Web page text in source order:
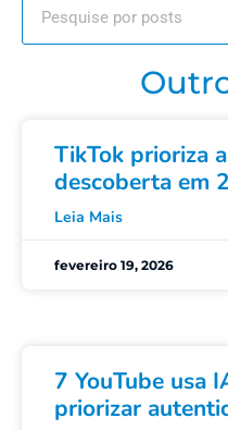
TikTok prioriza
descoberta em
Leia Mais
fevereiro 19, 2026
7 YouTube usa
priorizar